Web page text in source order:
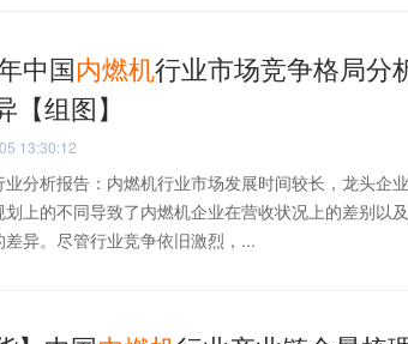
中国内燃机行业市场竞争格局分
【组图】
13:30:12
业分析报告：内燃机行业市场发展时间较长，龙头企
划上的不同导致了内燃机企业在营收状况上的差别以
差异。尽管行业竞争依旧激烈，...